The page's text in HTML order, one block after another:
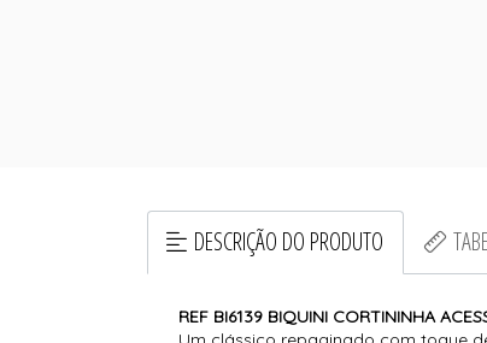
DESCRIÇÃO DO PRODUTO
REF BI6139 BIQUINI CORTININHA